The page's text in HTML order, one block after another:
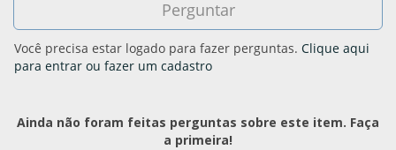
Você precisa estar logado para fazer perguntas. Clique aqui
para entrar ou fazer um cadastro
Ainda não foram feitas perguntas sobre este item. Faça
a primeira!